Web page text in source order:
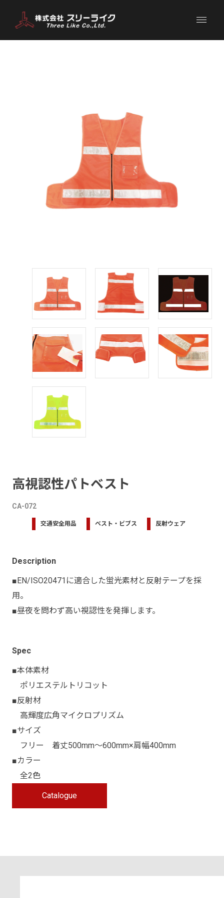
高視認性パトベスト
CA-072
交通安全用品 ベスト・ビブス 反射ウェア
Description
■EN/ISO20471に適合した蛍光素材と反射テープを採
用。
■昼夜を問わず高い視認性を発揮します。
Spec
■本体素材
ポリエステルトリコット
■反射材
高輝度広角マイクロプリズム
■サイズ
フリー 着丈500mm～600mm×肩幅400mm
■カラー
全2色
Catalogue